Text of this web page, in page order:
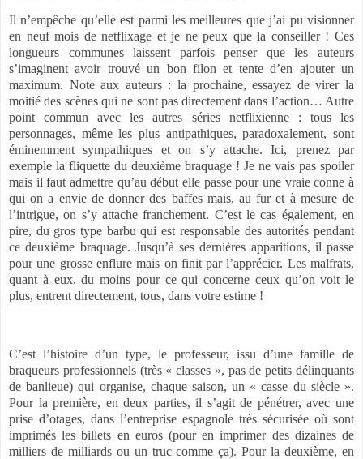
Il n’empêche qu’elle est parmi les meilleures que j’ai pu visionner
en neuf mois de netflixage et je ne peux que la conseiller ! Ces
longueurs communes laissent parfois penser que les auteurs
s’imaginent avoir trouvé un bon filon et tente d’en ajouter un
maximum. Note aux auteurs : la prochaine, essayez de virer la
moitié des scènes qui ne sont pas directement dans l’action… Autre
point commun avec les autres séries netflixienne : tous les
personnages, même les plus antipathiques, paradoxalement, sont
éminemment sympathiques et on s’y attache. Ici, prenez par
exemple la fliquette du deuxième braquage ! Je ne vais pas spoiler
mais il faut admettre qu’au début elle passe pour une vraie conne à
qui on a envie de donner des baffes mais, au fur et à mesure de
l’intrigue, on s’y attache franchement. C’est le cas également, en
pire, du gros type barbu qui est responsable des autorités pendant
ce deuxième braquage. Jusqu’à ses dernières apparitions, il passe
pour une grosse enflure mais on finit par l’apprécier. Les malfrats,
quant à eux, du moins pour ce qui concerne ceux qu’on voit le
plus, entrent directement, tous, dans votre estime !
C’est l’histoire d’un type, le professeur, issu d’une famille de
braqueurs professionnels (très « classes », pas de petits délinquants
de banlieue) qui organise, chaque saison, un « casse du siècle ».
Pour la première, en deux parties, il s’agit de pénétrer, avec une
prise d’otages, dans l’entreprise espagnole très sécurisée où sont
imprimés les billets en euros (pour en imprimer des dizaines de
milliers de milliards ou un truc comme ça). Pour la deuxième, en